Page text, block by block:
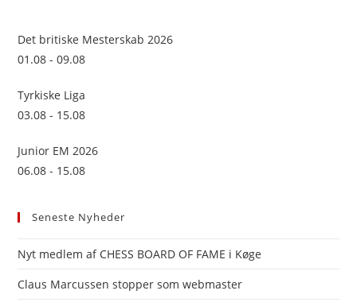
Det britiske Mesterskab 2026
01.08 - 09.08
Tyrkiske Liga
03.08 - 15.08
Junior EM 2026
06.08 - 15.08
Seneste Nyheder
Nyt medlem af CHESS BOARD OF FAME i Køge
Claus Marcussen stopper som webmaster